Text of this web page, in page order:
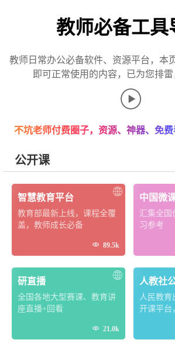
教师必备工具
教师日常办公必备软件、资源平台，本
即可正常使用的内容，已为您排雷

不坑老师付费圈子，资源、神器、免费
公开课
智慧教育平台
教育部最新上线，课程全覆
盖，教师成长必备
 89.5k
中国微
汇集全国
习参考
研直播
全国各地大型赛课、教育讲
座直播+回看
 21.0k
人教社
人民教
开课平台